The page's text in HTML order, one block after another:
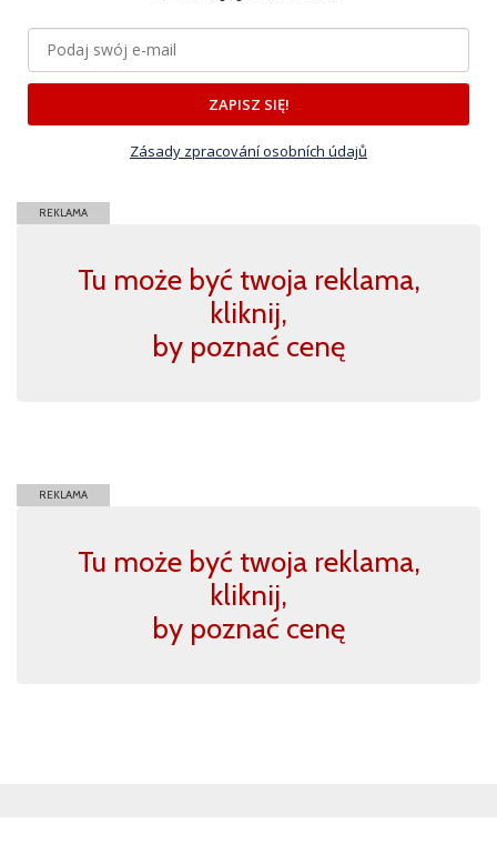
ZAPISZ SIĘ!
Zásady zpracování osobních údajů
REKLAMA
Tu może być twoja reklama,
kliknij,
by poznać cenę
REKLAMA
Tu może być twoja reklama,
kliknij,
by poznać cenę